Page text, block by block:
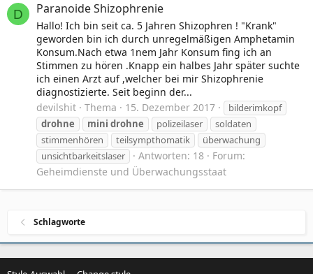
D Paranoide Shizophrenie
Hallo! Ich bin seit ca. 5 Jahren Shizophren ! "Krank"
geworden bin ich durch unregelmäßigen Amphetamin
Konsum.Nach etwa 1nem Jahr Konsum fing ich an
Stimmen zu hören .Knapp ein halbes Jahr später suchte
ich einen Arzt auf ,welcher bei mir Shizophrenie
diagnostizierte. Seit beginn der...
devilshit
Thema 15. Dezember 2017
bilderimkopf
drohne
mini drohne polizeilaser
soldaten
stimmenhören
teilsympthomatik
überwachung
unsichtbarkeitslaser
Antworten: 18
Forum:
Geheimdienste und Überwachungsstaat
Schlagworte